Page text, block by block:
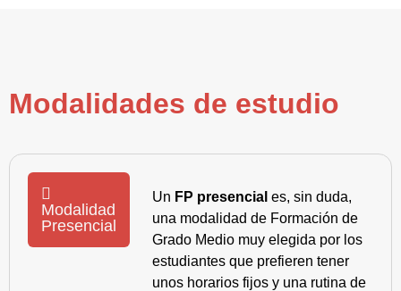
Modalidades de estudio
Modalidad
Presencial
Un FP presencial es, sin duda,
una modalidad de Formación de
Grado Medio muy elegida por los
estudiantes que prefieren tener
unos horarios fijos y una rutina de